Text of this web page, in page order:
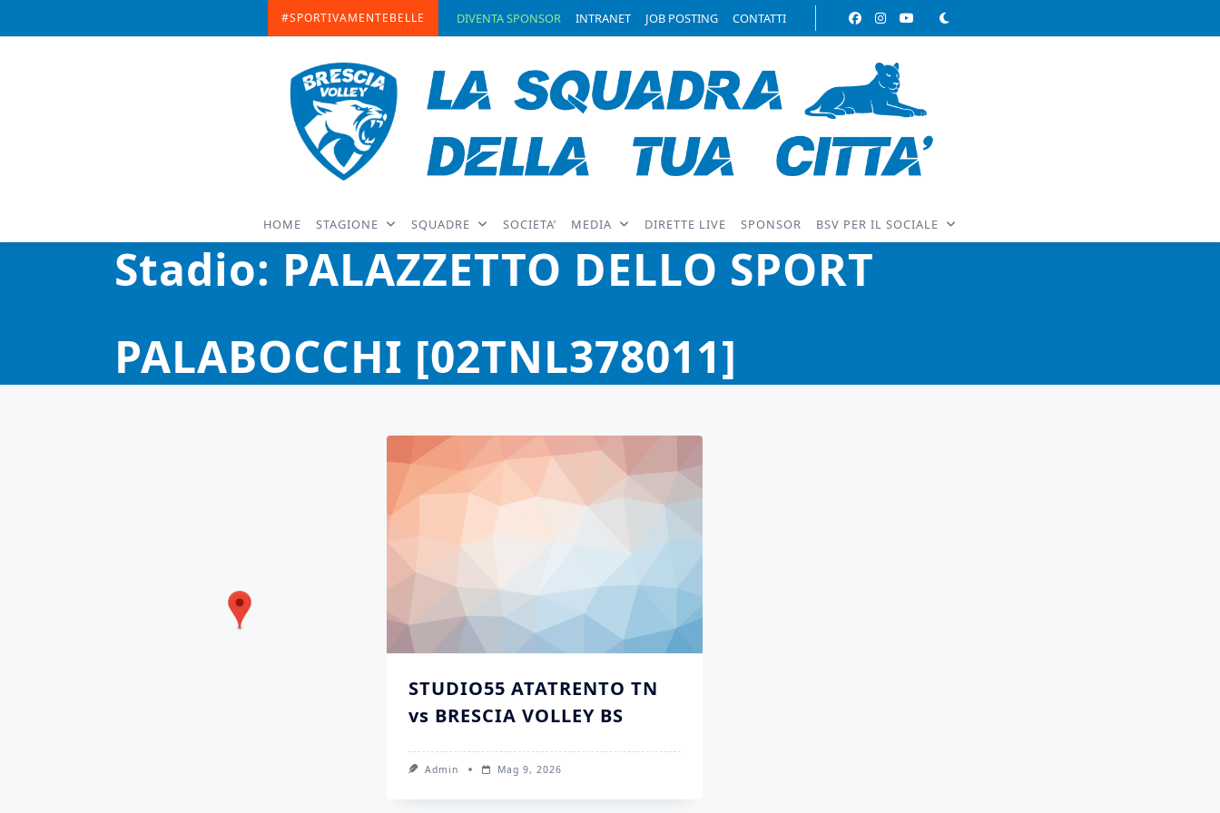
to
#SPORTIVAMENTEBELLE DIVENTA SPONSOR INTRANET JOB POSTING CONTATTI
HOME STAGIONE SQUADRE SOCIETA’ MEDIA DIRETTE LIVE SPONSOR BSV PER IL SOCIALE
Stadio: PALAZZETTO DELLO SPORT
PALABOCCHI [02TNL378011]
STUDIO55 ATATRENTO TN
vs BRESCIA VOLLEY BS
Admin Mag 9, 2026